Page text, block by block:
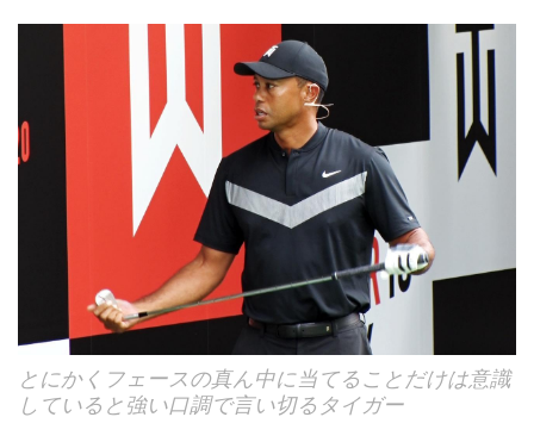
とにかくフェースの真ん中に当てることだけは意識
していると強い口調で言い切るタイガー